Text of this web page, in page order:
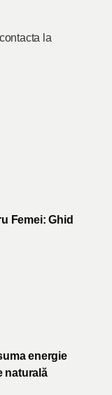
la
Femei: Ghid
energie
naturală